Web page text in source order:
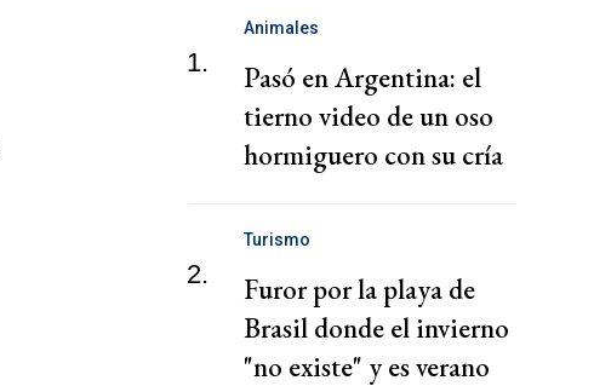
1.
Animales
Pasó en Argentina: el
tierno video de un oso
hormiguero con su cría
2.
Turismo
Furor por la playa de
Brasil donde el invierno
"no existe" y es verano